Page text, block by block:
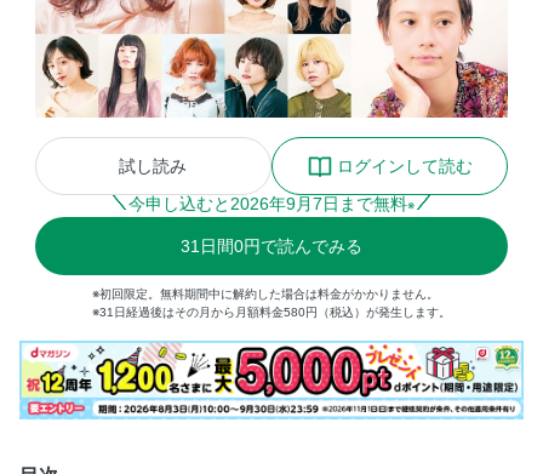
試し読み
ログインして読む
今申し込むと 2026年9月7日まで無料※
31 日間0円で読んでみる
※初回限定。無料期間中に解約した場合は料金がかかりません。
※31日経過後はその月から月額料金580円（税込）が発生します。